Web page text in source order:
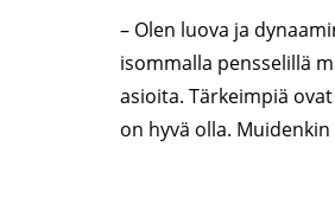
– Olen luova ja
isommalla pensselillä
asioita. Tärkeimpiä
on hyvä olla.